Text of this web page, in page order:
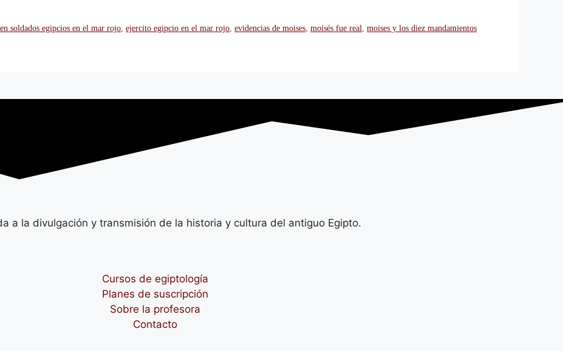
soldados egipcios en el mar rojo ,ejercito egipcio en el mar rojo ,evidencias de moises ,moisés fue real ,moises y los diez mandamientos
a la divulgación y transmisión de la historia y cultura del antiguo Egipto.
Cursos de egiptología
Planes de suscripción
Sobre la profesora
Contacto